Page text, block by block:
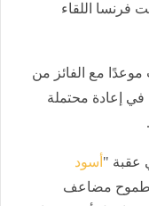
فرنسا اللقاء
موعدًا مع الفائز من
في إعادة محتملة
عقبة " أسود
وطموح مضاعف